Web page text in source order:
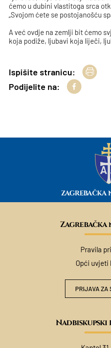
ćemo u dubini vlastitoga srca
„Svojom ćete se postojanošću
A već ovdje na zemlji bit ćemo
koja podiže, ljubavi koja liječi,
Ispišite stranicu:
Podijelite na:
ZAGREBAČKA
Zagrebačka
Pravila
Opći
PRIJAVA ZA